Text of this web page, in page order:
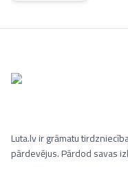
Luta.lv ir grāmatu
pārdevējus. Pārdod savas